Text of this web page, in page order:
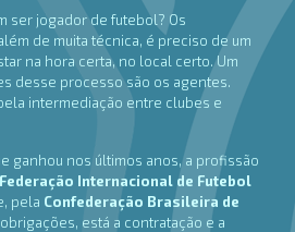
ser jogador de futebol? Os
de muita técnica, é preciso de um
na hora certa, no local certo. Um
desse processo são os agentes.
intermediação entre clubes e
ganhou nos últimos anos, a profissão
Federação Internacional de Futebol
pela Confederação Brasileira de
está a contratação e a